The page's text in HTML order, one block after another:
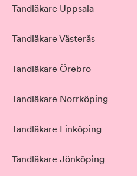
Tandläkare Uppsala
Tandläkare Västerås
Tandläkare Örebro
Tandläkare Norrköping
Tandläkare Linköping
Tandläkare Jönköping